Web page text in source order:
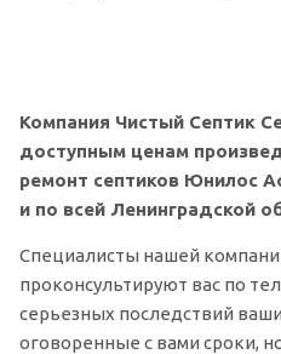
Компания Чистый Септик
доступным ценам
ремонт септиков Юнилос
и по всей Ленинградской
Специалисты нашей
проконсультируют вас по
серьезных последствий
оговоренные с вами сроки,